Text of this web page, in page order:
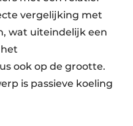
vergelijking met
wat uiteindelijk een
ook op de grootte.
is passieve koeling